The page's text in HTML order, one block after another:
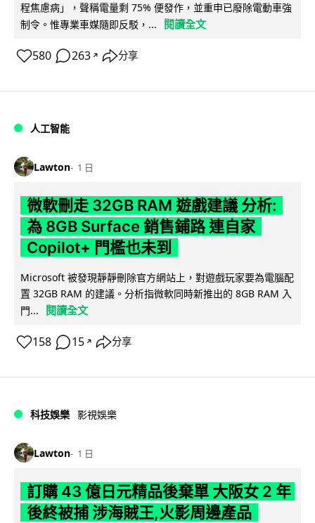
程焦慮病」，聲稱電量剩 75% 便發作，並重申已廢除電動車強
制令。惟專業車媒隨即反駁，...
閱讀全文
580 263 ↗ 分享
人工智能
Lawton 1 日
微軟刪走 32GB RAM 遊戲建議 分析:
為 8GB Surface 銷售鋪路 連自家
Copilot+ 門檻也未到
Microsoft 被發現靜靜刪除官方網站上，對遊戲玩家要為電腦配
置 32GB RAM 的建議。分析指微軟同時新推出的 8GB RAM 入
門...
閱讀全文
158 15 ↗ 分享
科技娛樂 影視娛樂
Lawton 1 日
訂購 43 億日元精品後棄單 大阪女 2 年
後終被捕 涉海賊王,火影周邊產品